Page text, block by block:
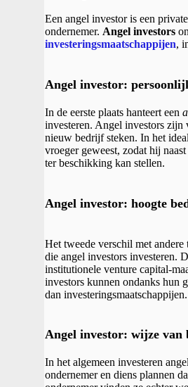
Een angel investor is een
ondernemer. Angel investors
investeringsmaatschappijen,
Angel investor:
In de eerste plaats hanteert een
investeren. Angel investors zijn
nieuw bedrijf steken. In het
vroeger geweest, zodat hij
ter beschikking kan stellen.
Angel investor: hoogte
Het tweede verschil met andere
die angel investors investeren.
institutionele venture capital-
investors kunnen ondanks hun
dan investeringsmaatschappijen.
Angel investor: wijze van
In het algemeen investeren
ondernemer en diens plannen